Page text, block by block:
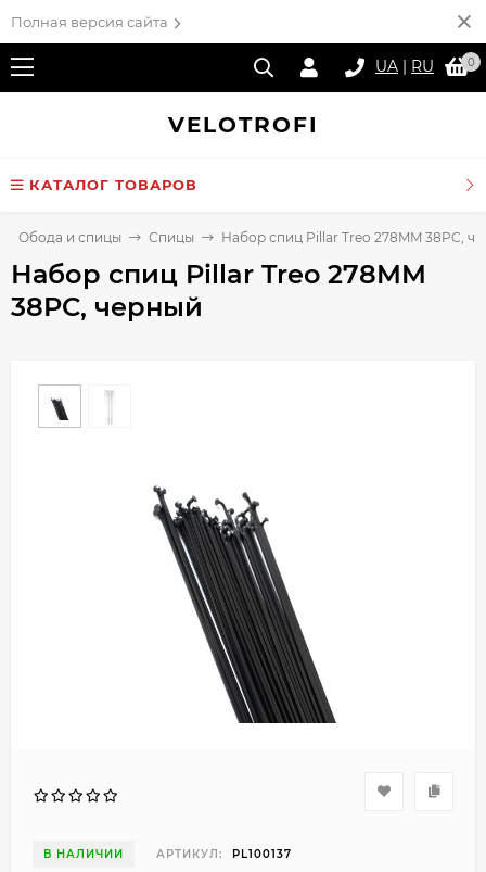
Полная версия сайта
UA | RU 0
VELOTROFI
КАТАЛОГ ТОВАРОВ
Обода и спицы Спицы Набор спиц Pillar Treo 278MM 38PC,
Набор спиц Pillar Treo 278MM
38PC, черный
В НАЛИЧИИ АРТИКУЛ: PL100137